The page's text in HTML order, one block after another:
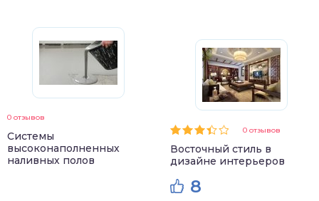
0 отзывов
Системы
высоконаполненных
наливных полов
0 отзывов
Восточный стиль в
дизайне интерьеров
8